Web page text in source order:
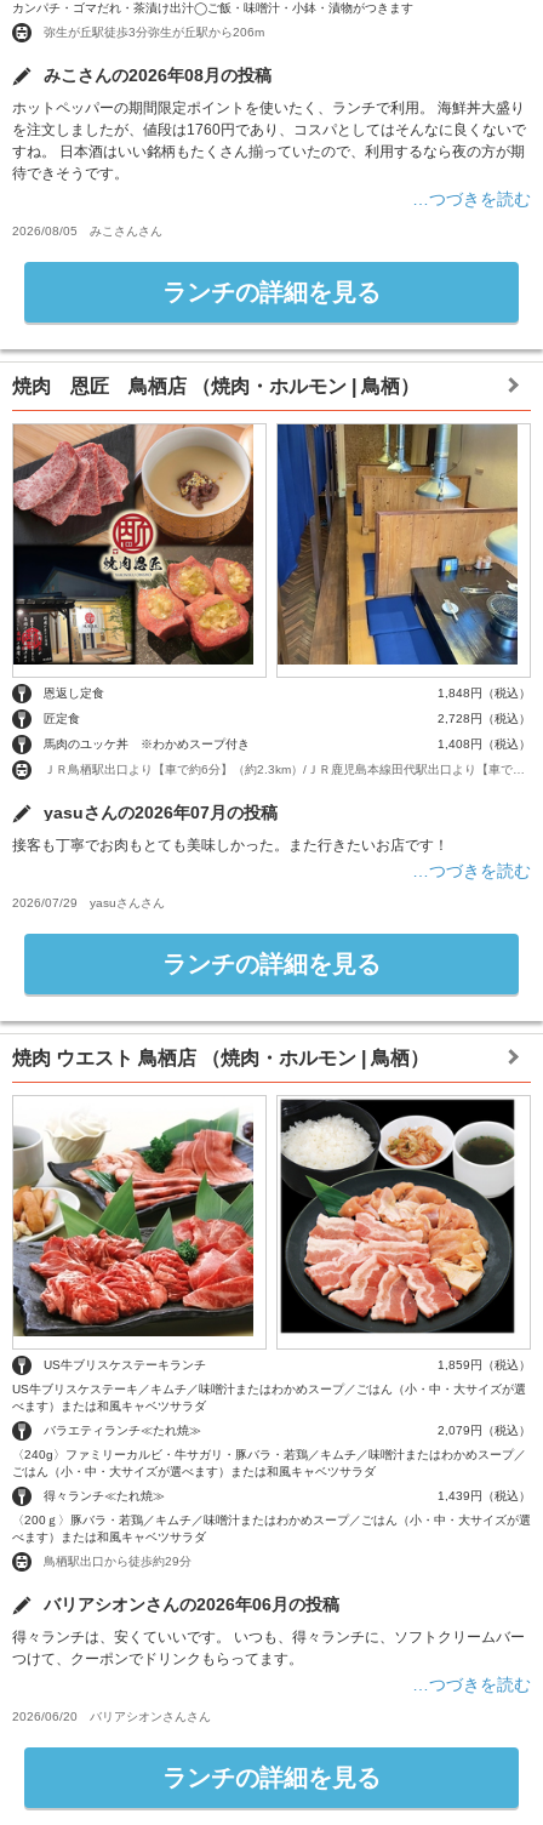
カンパチ・ゴマだれ・茶漬け出汁◯ご飯・味噌汁・小鉢・漬物がつきます
弥生が丘駅徒歩3分弥生が丘駅から206m
みこさんの2026年08月の投稿
ホットペッパーの期間限定ポイントを使いたく、ランチで利用。 海鮮丼大盛り
を注文しましたが、値段は1760円であり、コスパとしてはそんなに良くないで
すね。 日本酒はいい銘柄もたくさん揃っていたので、利用するなら夜の方が期
待できそうです。
…つづきを読む
2026/08/05 みこさん さん
ランチの詳細を見る
焼肉 恩匠 鳥栖店 （焼肉・ホルモン | 鳥栖）
恩返し定食
1,848円（税込）
匠定食
2,728円（税込）
馬肉のユッケ丼 ※わかめスープ付き
1,408円（税込）
yasuさんの2026年07月の投稿
接客も丁寧でお肉もとても美味しかった。また行きたいお店です！
…つづきを読む
2026/07/29 yasuさん さん
ランチの詳細を見る
焼肉 ウエスト 鳥栖店 （焼肉・ホルモン | 鳥栖）
US牛ブリスケステーキランチ
1,859円（税込）
US牛ブリスケステーキ／キムチ／味噌汁またはわかめスープ／ごはん（小・中・大サイズが選
べます）または和風キャベツサラダ
バラエティランチ≪たれ焼≫
2,079円（税込）
〈240g〉ファミリーカルビ・牛サガリ・豚バラ・若鶏／キムチ／味噌汁またはわかめスープ／
ごはん（小・中・大サイズが選べます）または和風キャベツサラダ
得々ランチ≪たれ焼≫
1,439円（税込）
〈200ｇ〉豚バラ・若鶏／キムチ／味噌汁またはわかめスープ／ごはん（小・中・大サイズが選
べます）または和風キャベツサラダ
鳥栖駅出口から徒歩約29分
バリアシオンさんの2026年06月の投稿
得々ランチは、安くていいです。 いつも、得々ランチに、ソフトクリームバー
つけて、クーポンでドリンクもらってます。
…つづきを読む
2026/06/20 バリアシオンさん さん
ランチの詳細を見る